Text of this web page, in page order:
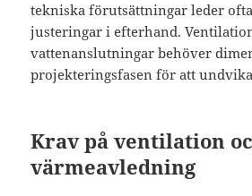
tekniska förutsättningar leder
justeringar i efterhand.
vattenanslutningar behöver
projekteringsfasen för att
Krav på ventilation
värmeavledning